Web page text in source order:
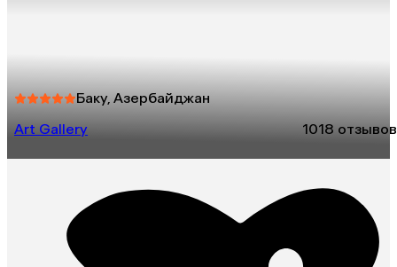
Баку, Азербайджан
Art Gallery
1018 отзывов